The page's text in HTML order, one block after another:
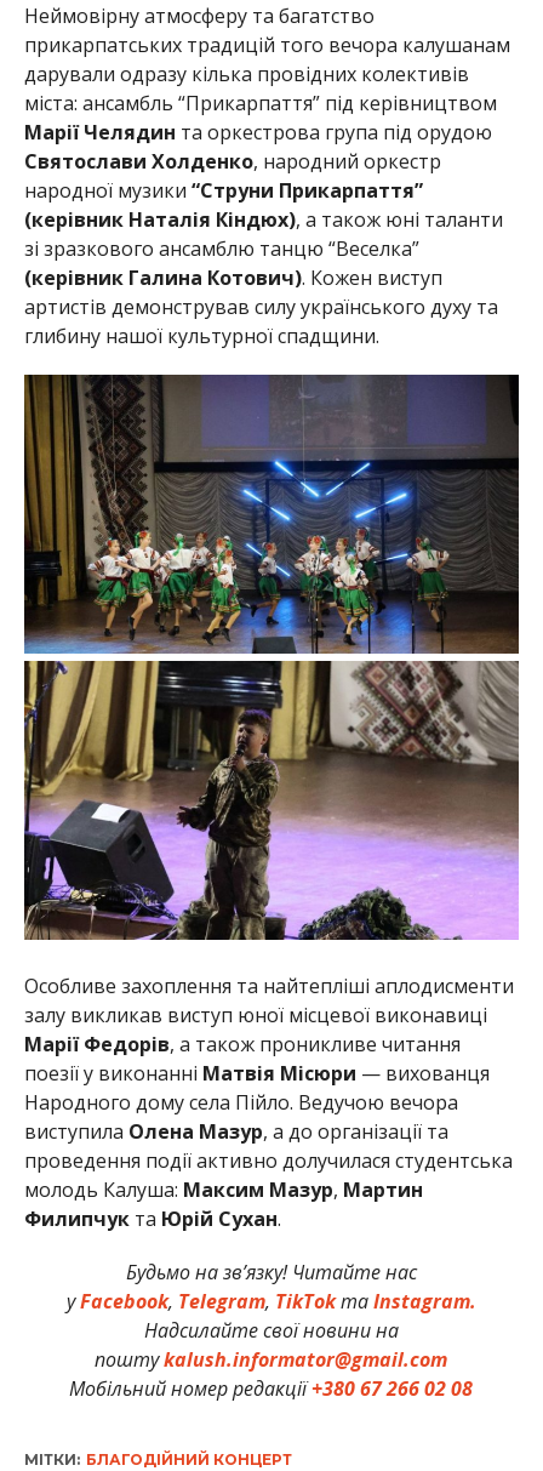
Неймовірну атмосферу та багатство
прикарпатських традицій того вечора калушанам
дарували одразу кілька провідних колективів
міста: ансамбль “Прикарпаття” під керівництвом
Марії Челядин та оркестрова група під орудою
Святослави Холденко, народний оркестр
народної музики “Струни Прикарпаття”
(керівник Наталія Кіндюх), а також юні таланти
зі зразкового ансамблю танцю “Веселка”
(керівник Галина Котович). Кожен виступ
артистів демонстрував силу українського духу та
глибину нашої культурної спадщини.
Особливе захоплення та найтепліші аплодисменти
залу викликав виступ юної місцевої виконавиці
Марії Федорів, а також проникливе читання
поезії у виконанні Матвія Місюри — вихованця
Народного дому села Пійло. Ведучою вечора
виступила Олена Мазур, а до організації та
проведення події активно долучилася студентська
молодь Калуша: Максим Мазур, Мартин
Филипчукта Юрій Сухан.
Будьмо на зв’язку! Читайте нас
уFacebook, Telegram, TikTokтаInstagram.
Надсилайте свої новини на
поштуkalush.informator@gmail.com
Мобільний номер редакції+380 67 266 02 08
МІТКИ: БЛАГОДІЙНИЙ КОНЦЕРТ